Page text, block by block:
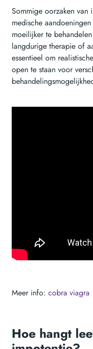
Sommige oorzaken van
medische
moeilijker te
langdurige therapie of
essentieel om
open te staan voor
Meer info: cobra viagra
Hoe hangt